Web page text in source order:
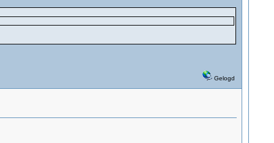
Gelogd